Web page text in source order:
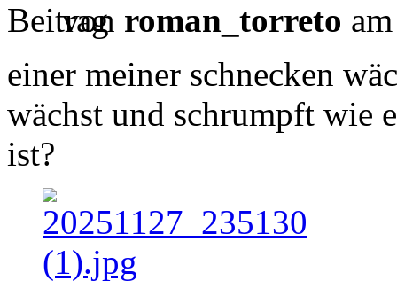
von roman_torreto
einer meiner schnecken
wächst und schrumpft wie
ist?